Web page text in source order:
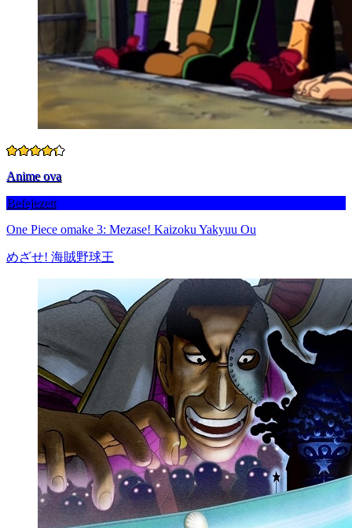
Anime ova
Befejezett
One Piece omake 3: Mezase! Kaizoku Yakyuu Ou
めざせ! 海賊野球王